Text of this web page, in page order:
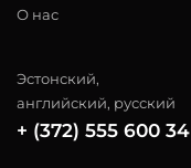
О нас
Эстонский,
английский, русский
+ (372) 555 600 34